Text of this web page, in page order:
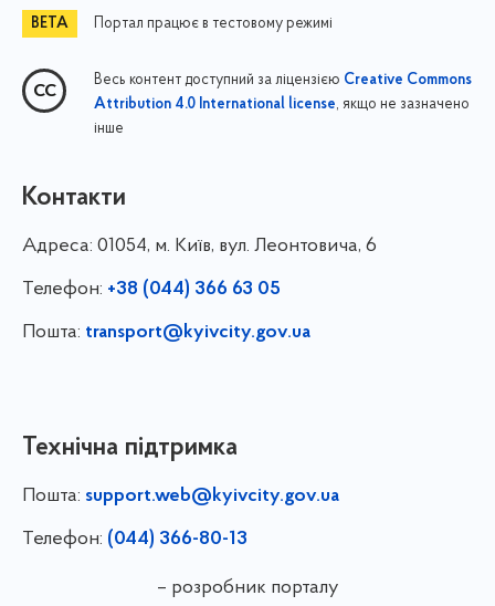
Портал працює в тестовому режимі
Весь контент доступний за ліцензією Creative Commons
Attribution 4.0 International license, якщо не зазначено
інше
Контакти
Адреса: 01054, м. Київ, вул. Леонтовича, 6
Телефон: +38 (044) 366 63 05
Пошта: transport@kyivcity.gov.ua
Технічна підтримка
Пошта: support.web@kyivcity.gov.ua
Телефон: (044) 366-80-13
– розробник порталу